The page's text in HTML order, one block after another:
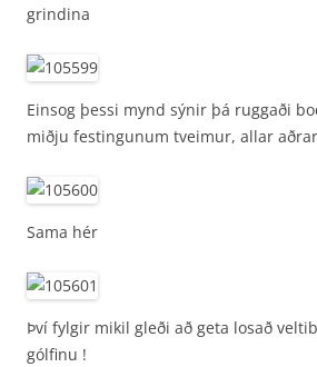
grindina
Einsog þessi mynd sýnir þá ruggaði
miðju festingunum tveimur, allar
Sama hér
Því fylgir mikil gleði að geta losað
gólfinu !